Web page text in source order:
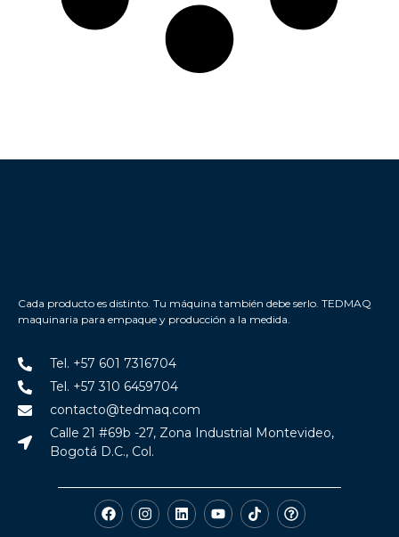
Cada producto es distinto. Tu máquina también debe serlo. TEDMAQ
maquinaria para empaque y producción a la medida.
Tel. +57 601 7316704
Tel. +57 310 6459704
contacto@tedmaq.com
Calle 21 #69b -27, Zona Industrial Montevideo,
Bogotá D.C., Col.